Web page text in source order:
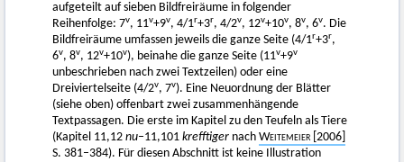
aufgeteilt auf sieben Bildfreiräume in folgender
Reihenfolge: 7v, 11v+9v, 4/1r+3r, 4/2v, 12v+10v, 8v, 6v. Die
Bildfreiräume umfassen jeweils die ganze Seite (4/1r+3r,
6v, 8v, 12v+10v), beinahe die ganze Seite (11v+9v
unbeschrieben nach zwei Textzeilen) oder eine
Dreiviertelseite (4/2v, 7v). Eine Neuordnung der Blätter
(siehe oben) offenbart zwei zusammenhängende
Textpassagen. Die erste im Kapitel zu den Teufeln als Tiere
(Kapitel 11,12 nu–11,101 krefftiger nach Weitemeier [2006]
S. 381–384). Für diesen Abschnitt ist keine Illustration